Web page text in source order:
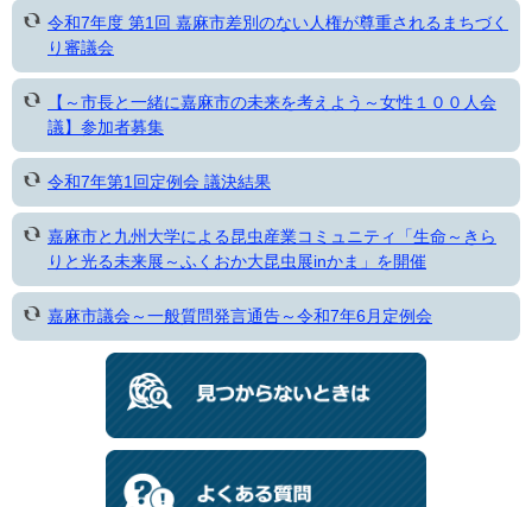
令和7年度 第1回 嘉麻市差別のない人権が尊重されるまちづく
り審議会
【～市長と一緒に嘉麻市の未来を考えよう～女性１００人会
議】参加者募集
令和7年第1回定例会 議決結果
嘉麻市と九州大学による昆虫産業コミュニティ「生命～きら
りと光る未来展～ふくおか大昆虫展inかま」を開催
嘉麻市議会～一般質問発言通告～令和7年6月定例会